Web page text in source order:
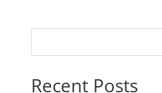
Recent Posts